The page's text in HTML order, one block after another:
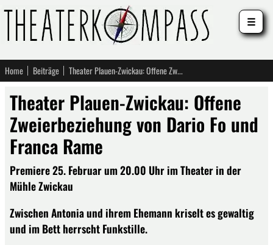
Home Beiträge Theater Plauen-Zwickau: Offene Zweierbeziehung von Dario Fo und Franca Rame
Theater Plauen-Zwickau: Offene
Zweierbeziehung von Dario Fo und
Franca Rame
Premiere 25. Februar um 20.00 Uhr im Theater in der
Mühle Zwickau
Zwischen Antonia und ihrem Ehemann kriselt es gewaltig
und im Bett herrscht Funkstille.
☰